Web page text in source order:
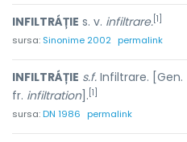
INFILTRÁȚIE s. v. infiltrare. [1]
sursa: Sinonime 2002 permalink
INFILTRÁȚIE s.f. Infiltrare. [Gen.
fr. infiltration]. [1]
sursa:DN 1986 permalink